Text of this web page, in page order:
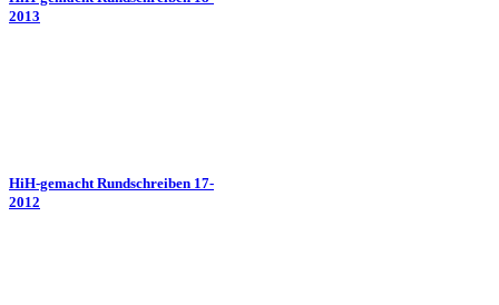
2013
HiH-gemacht Rundschreiben 17-
2012